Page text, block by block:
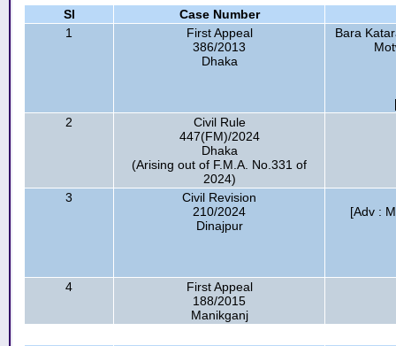
Sl
Case Number
1
First Appeal
386/2013
Dhaka
Bara
2
Civil Rule
447(FM)/2024
Dhaka
(Arising out of F.M.A. No.331 of
2024)
3
Civil Revision
210/2024
Dinajpur
[Adv :
4
First Appeal
188/2015
Manikganj